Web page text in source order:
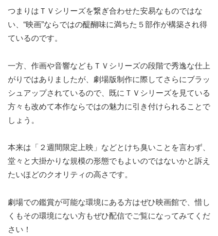
つまりはＴＶシリーズを繋ぎ合わせた安易なものではな
い、“映画”ならではの醍醐味に満ちた５部作が構築され得
ているのです。
一方、作画や音響などもＴＶシリーズの段階で秀逸な仕上
がりではありましたが、劇場版制作に際してさらにブラッ
シュアップされているので、既にＴＶシリーズを見ている
方々も改めて本作ならではの魅力に引き付けられることで
しょう。
本来は「２週間限定上映」などとけち臭いことを言わず、
堂々と大掛かりな規模の形態でもよいのではないかと訴え
たいほどのクオリティの高さです。
劇場での鑑賞が可能な環境にある方はぜひ映画館で、惜し
くもその環境にない方もぜひ配信でご覧になってみてくだ
さい！